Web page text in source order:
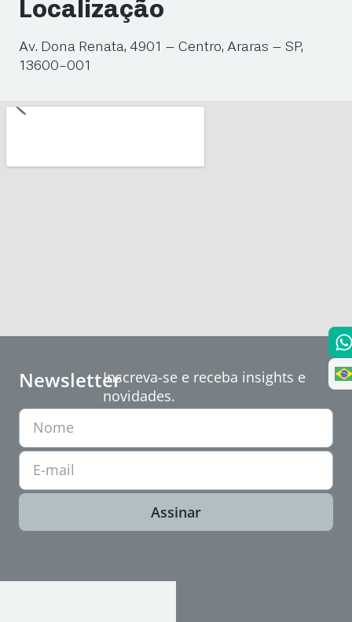
Localização
Av. Dona Renata, 4901 – Centro, Araras – SP,
13600-001
NewsletterInscreva-se e receba insights e
novidades.
Nome
E-mail
Assinar